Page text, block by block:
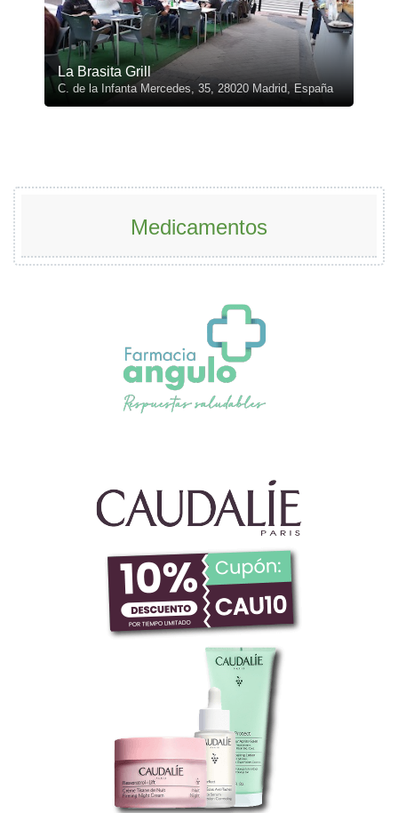
La Brasita Grill
C. de la Infanta Mercedes, 35, 28020 Madrid, España
Medicamentos